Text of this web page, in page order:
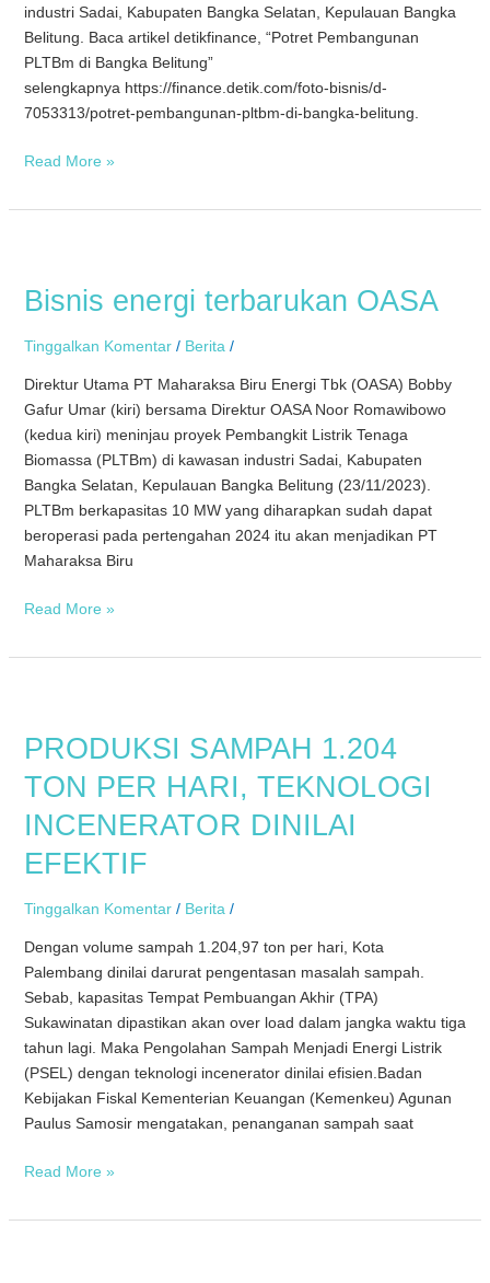
industri Sadai, Kabupaten Bangka Selatan, Kepulauan Bangka
Belitung. Baca artikel detikfinance, “Potret Pembangunan
PLTBm di Bangka Belitung”
selengkapnya https://finance.detik.com/foto-bisnis/d-
7053313/potret-pembangunan-pltbm-di-bangka-belitung.
Read More »
Bisnis energi terbarukan OASA
Tinggalkan Komentar / Berita /
Direktur Utama PT Maharaksa Biru Energi Tbk (OASA) Bobby
Gafur Umar (kiri) bersama Direktur OASA Noor Romawibowo
(kedua kiri) meninjau proyek Pembangkit Listrik Tenaga
Biomassa (PLTBm) di kawasan industri Sadai, Kabupaten
Bangka Selatan, Kepulauan Bangka Belitung (23/11/2023).
PLTBm berkapasitas 10 MW yang diharapkan sudah dapat
beroperasi pada pertengahan 2024 itu akan menjadikan PT
Maharaksa Biru
terbarukan
Read More »
PRODUKSI SAMPAH 1.204
TON PER HARI, TEKNOLOGI
INCENERATOR DINILAI
EFEKTIF
Tinggalkan Komentar / Berita /
Dengan volume sampah 1.204,97 ton per hari, Kota
Palembang dinilai darurat pengentasan masalah sampah.
Sebab, kapasitas Tempat Pembuangan Akhir (TPA)
Sukawinatan dipastikan akan over load dalam jangka waktu tiga
tahun lagi. Maka Pengolahan Sampah Menjadi Energi Listrik
(PSEL) dengan teknologi incenerator dinilai efisien.Badan
Kebijakan Fiskal Kementerian Keuangan (Kemenkeu) Agunan
Paulus Samosir mengatakan, penanganan sampah saat
1.204
PER
HARI,
INCENERATOR
EFEKTIF
Read More »